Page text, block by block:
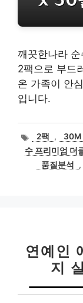
깨끗한나라
2팩으로 부드
온 가족이 안
입니다.
태
그
2팩 , 30M
수 프리미엄 더
품질분석
,
연예인
지